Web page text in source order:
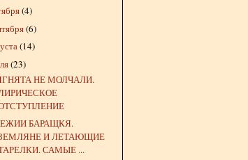
(4)
(6)
(14)
(23)
НЕ МОЛЧАЛИ.
БАРАЩКЯ.
И ЛЕТАЮЩИЕ
САМЫЕ ...